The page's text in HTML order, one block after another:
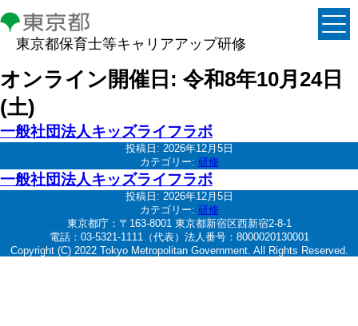
東京都保育士等キャリアアップ研修
オンライン開催日: 令和8年10月24日
(土)
一般社団法人キッズライフラボ
投稿日: 2026年12月5日
カテゴリー: 研修
一般社団法人キッズライフラボ
投稿日: 2026年12月5日
カテゴリー: 研修
東京都庁：〒163-8001 東京都新宿区西新宿2-8-1
電話：03-5321-1111（代表）法人番号：8000020130001
Copyright (C) 2022 Tokyo Metropolitan Government. All Rights Reserved.